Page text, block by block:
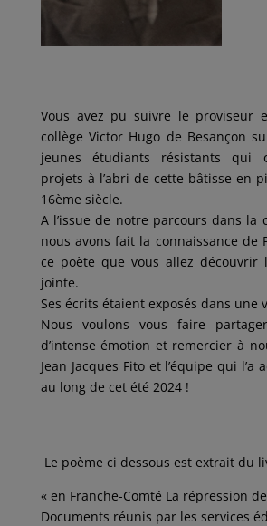
Vous avez pu suivre le proviseur
collège Victor Hugo de Besançon
jeunes étudiants résistants qui
projets à l’abri de cette bâtisse en
16ème siècle.
A l’issue de notre parcours dans la
nous avons fait la connaissance de
ce poète que vous allez découvrir
jointe.
Ses écrits étaient exposés dans une
Nous voulons vous faire
d’intense émotion et remercier à
Jean Jacques Fito et l’équipe qui l’a
au long de cet été 2024 !
Le poème ci dessous est extrait du
« en Franche-Comté La répression
Documents réunis par les services